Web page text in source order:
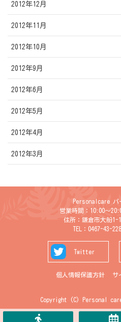
2012年12月
2012年11月
2012年10月
2012年9月
2012年6月
2012年5月
2012年4月
2012年3月
Personalcare パ
営業時間：10:00〜
住所：鎌倉市大船1-
TEL：0467-43-
Twitter
個人情報保護方針 サ
Copyright (C) Personal